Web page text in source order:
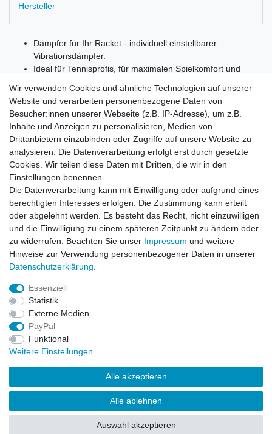
Hersteller
Dämpfer für Ihr Racket - individuell einstellbarer
Vibrationsdämpfer.
Ideal für Tennisprofis, für maximalen Spielkomfort und
One size: passt sich allen Schlägern an.
Lieferumfang: 2 Dämpfer
Leitsätze
Versandinformationen
Impressum
Vertrag widerrufen
Wir verwenden Cookies und ähnliche Technologien auf unserer
Website und verarbeiten personenbezogene Daten von
Besucher:innen unserer Webseite (z.B. IP-Adresse), um z.B.
Inhalte und Anzeigen zu personalisieren, Medien von
Drittanbietern einzubinden oder Zugriffe auf unsere Website zu
analysieren. Die Datenverarbeitung erfolgt erst durch gesetzte
Cookies. Wir teilen diese Daten mit Dritten, die wir in den
Einstellungen benennen.
Die Datenverarbeitung kann mit Einwilligung oder aufgrund eines
berechtigten Interesses erfolgen. Die Zustimmung kann erteilt
oder abgelehnt werden. Es besteht das Recht, nicht einzuwilligen
und die Einwilligung zu einem späteren Zeitpunkt zu ändern oder
zu widerrufen. Beachten Sie unser Impressum und weitere
Hinweise zur Verwendung personenbezogener Daten in unserer
Daten­schutz­erklärung
Essenziell
Statistik
Externe Medien
PayPal
Funktional
Weitere Einstellungen
Alle akzeptieren
Alle ablehnen
Auswahl akzeptieren